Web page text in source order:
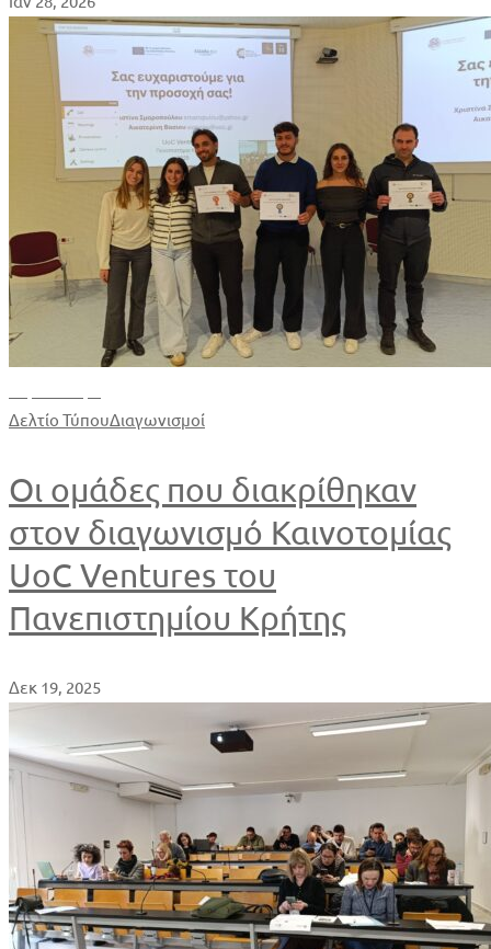
Δελτίο ΤύπουΔιαγωνισμοί
Οι ομάδες που διακρίθηκαν
στον διαγωνισμό Καινοτομίας
UoC Ventures του
Πανεπιστημίου Κρήτης
Δεκ 19, 2025